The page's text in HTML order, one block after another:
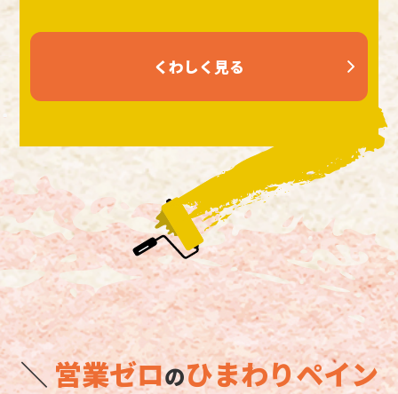
くわしく見る
＼営業ゼロのひまわりペイン